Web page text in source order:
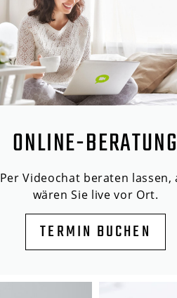
ONLINE-BERATUNG
Per Videochat beraten lassen,
wären Sie live vor Ort.
TERMIN BUCHEN